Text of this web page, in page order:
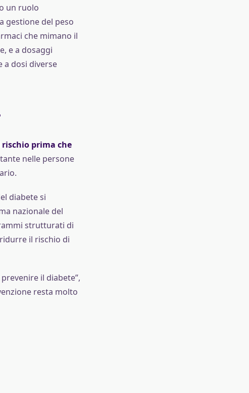
un ruolo
gestione del peso
che mimano il
e a dosaggi
a dosi diverse
prima che
nelle persone
diabete si
nazionale del
strutturati di
il rischio di
il diabete”,
resta molto